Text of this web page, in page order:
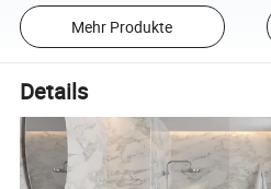
Mehr Produkte
Details